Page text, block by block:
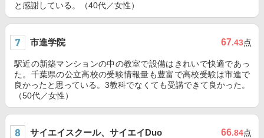
と感謝している。（40代／女性）
市進学院 67.43点
駅近の新築マンションの中の教室で設備はきれいで快適であっ
た。千葉県の公立高校の受験情報量も豊富で高校受験は市進で
良かったと思っている。3教科でなくても受講できて良かった。
（50代／女性）
サイエイスクール、サイエイDuo 66.84点